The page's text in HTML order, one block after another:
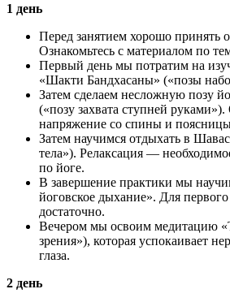
1 день
Перед занятием хорошо
Ознакомьтесь с материалом по
Первый день мы потратим на
«Шакти Бандхасаны» («позы
Затем сделаем несложную позу
(«позу захвата ступней руками»).
напряжение со спины и
Затем научимся отдыхать в
тела»). Релаксация —
по йоге.
В завершение практики мы
йоговское дыхание». Для
достаточно.
Вечером мы освоим медитацию
зрения»), которая успокаивает
глаза.
2 день